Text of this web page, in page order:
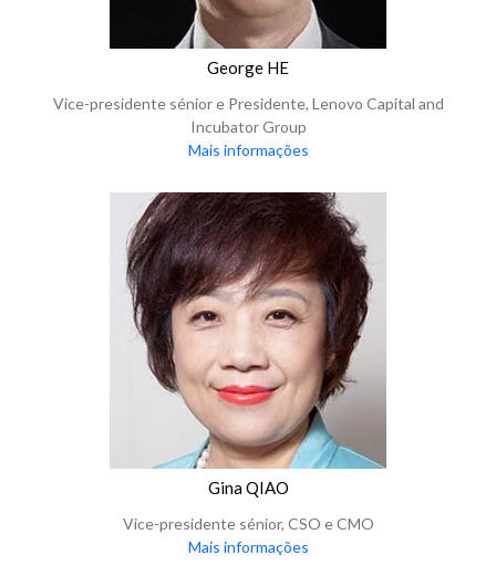
George HE
Vice-presidente sénior e Presidente, Lenovo Capital and
Incubator Group
Mais informações
Gina QIAO
Vice-presidente sénior, CSO e CMO
Mais informações